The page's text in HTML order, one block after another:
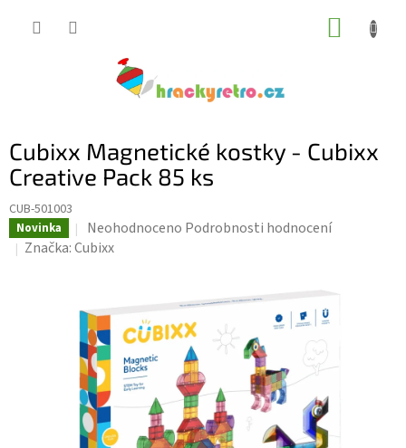
Cubixx Magnetické kostky - Cubixx
Creative Pack 85 ks
CUB-501003
Novinka
Průměrné
hodnocení
0,0
z
5
hvězdiček.
Neohodnoceno Podrobnosti hodnocení
Značka:Cubixx